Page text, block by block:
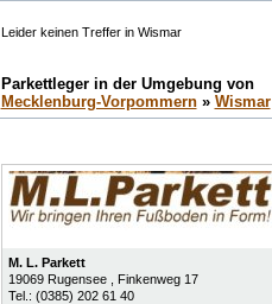
Leider keinen Treffer in Wismar
Parkettleger in der Umgebung von
Mecklenburg-Vorpommern» Wismar
M. L. Parkett
19069 Rugensee
, Finkenweg 17
Tel.: (0385) 202 61 40